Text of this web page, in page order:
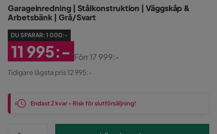
Garageinredning | Stålkonstruktion | Väggskåp &
Arbetsbänk | Grå/Svart
DU SPARAR: 1 000:-
Rabatterat
Pris
11 995:-
Original
Pris
Förr17 999:-
Tidigare lägsta pris 12 995:-
Endast 2 kvar - Risk för slutförsäljning!